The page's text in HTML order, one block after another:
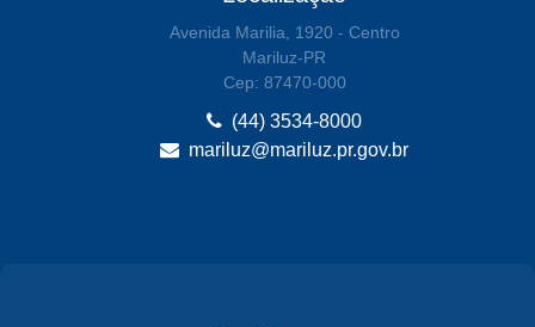
Avenida Marilia, 1920 - Centro
Mariluz-PR
Cep: 87470-000
(44) 3534-8000
mariluz@mariluz.pr.gov.br